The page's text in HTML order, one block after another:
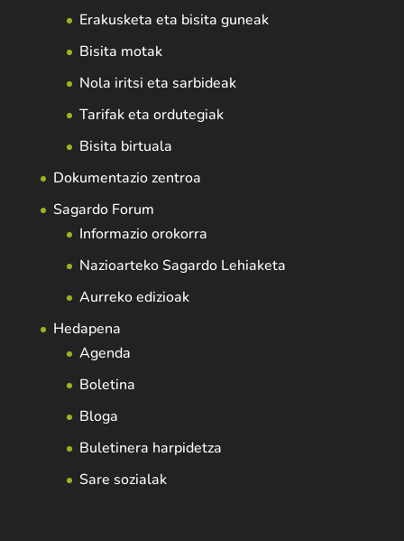
Erakusketa eta bisita guneak
Bisita motak
Nola iritsi eta sarbideak
Tarifak eta ordutegiak
Bisita birtuala
Dokumentazio zentroa
Sagardo Forum
Informazio orokorra
Nazioarteko Sagardo Lehiaketa
Aurreko edizioak
Hedapena
Agenda
Boletina
Bloga
Buletinera harpidetza
Sare sozialak